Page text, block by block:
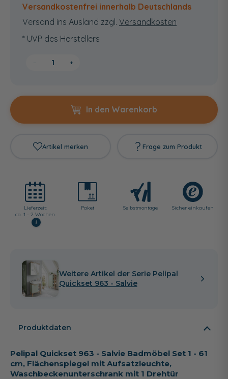
Versandkostenfrei innerhalb Deutschlands
Versand ins Ausland zzgl. Versandkosten
* UVP des Herstellers
+
In den Warenkorb
Artikel merken Frage zum Produkt
Lieferzeit:
ca. 1 - 2 Wochen
i
Paket Selbst­montage Sicher einkaufen
Weitere Artikel der Serie Pelipal
Quickset 963 - Salvie
Produktdaten
Pelipal Quickset 963 - Salvie Badmöbel Set 1 - 61
cm, Flächenspiegel mit Aufsatzleuchte,
Waschbeckenunterschrank mit 1 Drehtür